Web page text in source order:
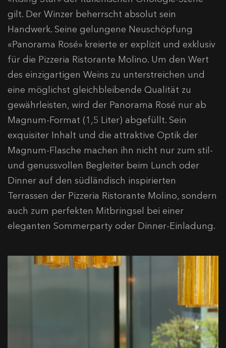
gilt. Der Winzer beherrscht absolut sein
Handwerk. Seine gelungene Neuschöpfung
«Panorama Rosé» kreierte er explizit und exklusiv
für die Pizzeria Ristorante Molino. Um den Wert
des einzigartigen Weins zu unterstreichen und
eine möglichst gleichbleibende Qualität zu
gewährleisten, wird der Panorama Rosé nur ab
Magnum-Format (1,5 Liter) abgefüllt. Sein
exquisiter Inhalt und die attraktive Optik der
Magnum-Flasche machen ihn nicht nur zum stil-
und genussvollen Begleiter beim Lunch oder
Dinner auf den südländisch inspirierten
Terrassen der Pizzeria Ristorante Molino, sondern
auch zum perfekten Mitbringsel bei einer
eleganten Sommerparty oder Dinner-Einladung.